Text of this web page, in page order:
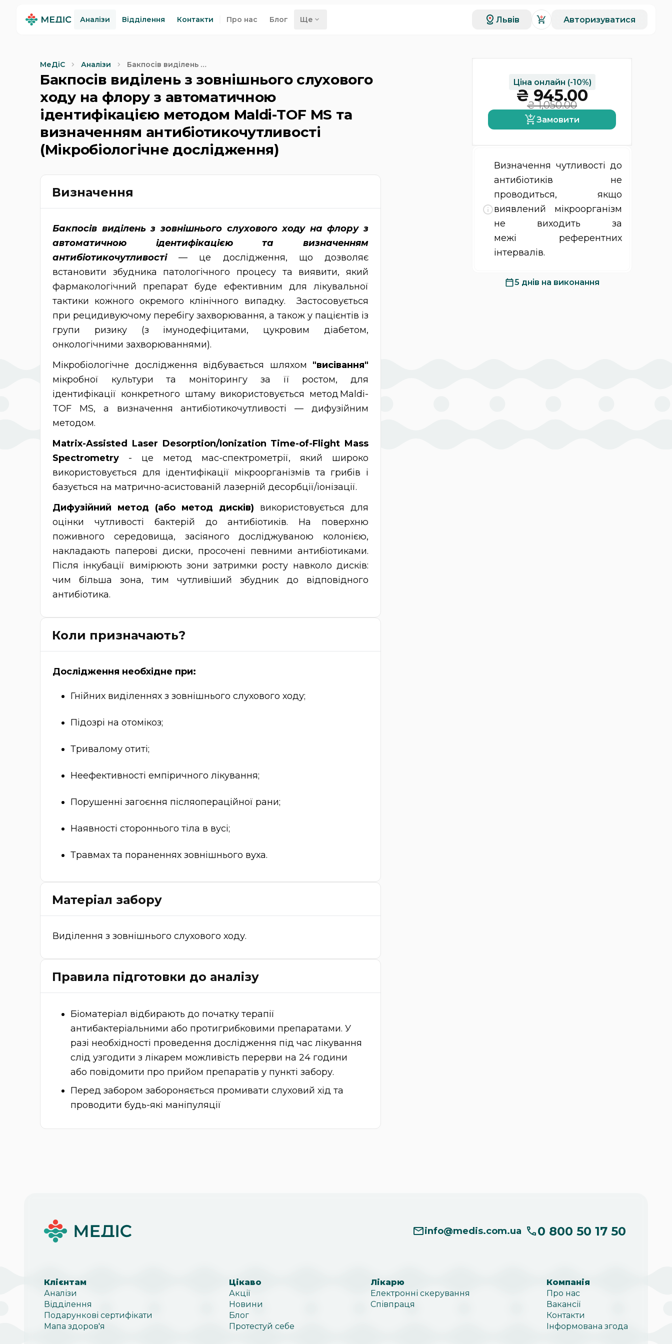
Аналізи Відділення Контакти Про нас Блог Ще Львів Авторизуватися
МеДіС Аналізи
Бакпосів виділень з
зовнішнього
слухового ходу на
флору з
автоматичною
ідентифікацією
методом Maldi-TOF
MS та визначенням
антибіотикочутливості
(Мікробіологічне
Бакпосів виділень з зовнішнього слухового
ходу на флору з автоматичною
ідентифікацією методом Maldi-TOF MS та
визначенням антибіотикочутливості
(Мікробіологічне дослідження)
Визначення
Бакпосів виділень з зовнішнього слухового ходу на флору з
автоматичною ідентифікацією та визначенням
антибіотикочутливості— це дослідження, що дозволяє
встановити збудника патологічного процесу та виявити, який
фармакологічний препарат буде ефективним для лікувальної
тактики кожного окремого клінічного випадку. Застосовується
при рецидивуючому перебігу захворювання, а також у пацієнтів із
групи ризику (з імунодефіцитами, цукровим діабетом,
онкологічними захворюваннями).
Мікробіологічне дослідження відбувається шляхом "висівання"
мікробної культури та моніторингу за її ростом, для
ідентифікації конкретного штаму використовується метод Maldi-
TOF MS, а визначення антибіотикочутливості — дифузійним
методом.
Matrix-Assisted Laser Desorption/Ionization Time-of-Flight Mass
Spectrometry - це метод мас-спектрометрії, який широко
використовується для ідентифікації мікроорганізмів та грибів і
базується на матрично-асистованій лазерній десорбції/іонізації.
Дифузійний метод (або метод дисків) використовується для
оцінки чутливості бактерій до антибіотиків. На поверхню
поживного середовища, засіяного досліджуваною колонією,
накладають паперові диски, просочені певними антибіотиками.
Після інкубації вимірюють зони затримки росту навколо дисків:
чим більша зона, тим чутливіший збудник до відповідного
антибіотика.
Коли призначають?
Дослідження необхідне при:
Гнійних виділеннях з зовнішнього слухового ходу;
Підозрі на отомікоз;
Тривалому отиті;
Неефективності емпіричного лікування;
Порушенні загоєння післяопераційної рани;
Наявності стороннього тіла в вусі;
Травмах та пораненнях зовнішнього вуха.
Матеріал забору
Виділення з зовнішнього слухового ходу.
Правила підготовки до аналізу
Біоматеріал відбирають до початку терапії
антибактеріальними або протигрибковими препаратами. У
разі необхідності проведення дослідження під час лікування
слід узгодити з лікарем можливість перерви на 24 години
або повідомити про прийом препаратів у пункті забору.
Перед забором забороняється промивати слуховий хід та
проводити будь-які маніпуляції
Ціна онлайн (-10%)
₴ 945.00
₴1,050.00
Замовити
Визначення чутливості до
антибіотиків не
проводиться, якщо
виявлений мікроорганізм
не виходить за
межі референтних
інтервалів.
5 днів на виконання
info@medis.com.ua 0 800 50 17 50
Клієнтам
Аналізи
Відділення
Подарункові сертифікати
Мапа здоров'я
Цікаво
Акції
Новини
Блог
Протестуй себе
Лікарю
Електронні скерування
Співпраця
Компанія
Про нас
Вакансії
Контакти
Інформована згода